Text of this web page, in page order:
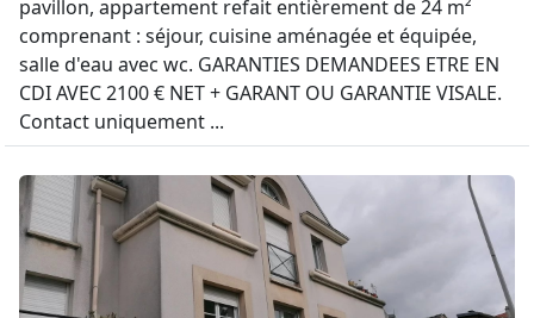
pavillon, appartement refait entièrement de 24 m²
comprenant : séjour, cuisine aménagée et équipée,
salle d'eau avec wc. GARANTIES DEMANDEES ETRE EN
CDI AVEC 2100 € NET + GARANT OU GARANTIE VISALE.
Contact uniquement ...